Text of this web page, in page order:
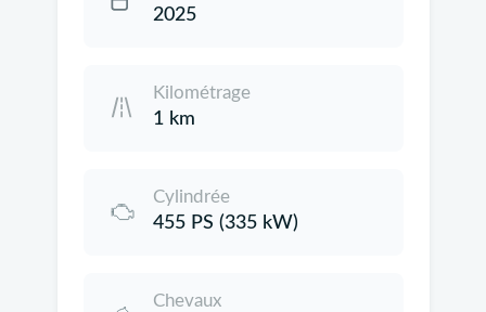
2025
Kilométrage
1 km
Cylindrée
455 PS (335 kW)
Chevaux